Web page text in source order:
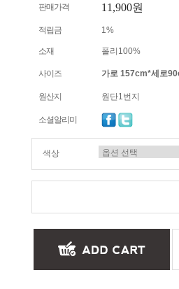
판매가격 11,900원
적립금 1%
소재 폴리100%
사이즈 가로 157cm*세로
원산지 원단1번지
소셜알리미
색상